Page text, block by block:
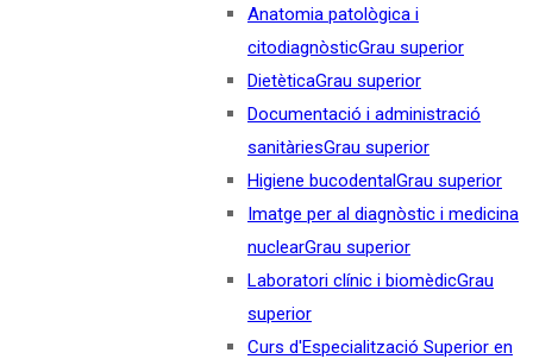
Anatomia patològica i
citodiagnòsticGrau superior
DietèticaGrau superior
Documentació i administració
sanitàriesGrau superior
Higiene bucodentalGrau superior
Imatge per al diagnòstic i medicina
nuclearGrau superior
Laboratori clínic i biomèdicGrau
superior
Curs d'Especialització Superior en